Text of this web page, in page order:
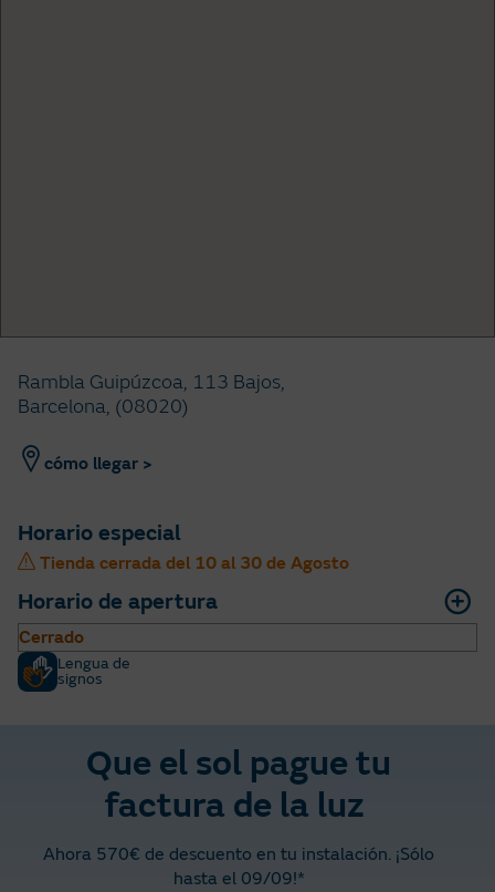
Rambla Guipúzcoa, 113 Bajos,
Barcelona, (08020)
cómo llegar >
Horario especial
Tienda cerrada del 10 al 30 de Agosto
Horario de apertura
Cerrado
Lengua de
signos
Que el sol pague tu
factura de la luz
Ahora 570€ de descuento en tu instalación. ¡Sólo
hasta el 09/09!*